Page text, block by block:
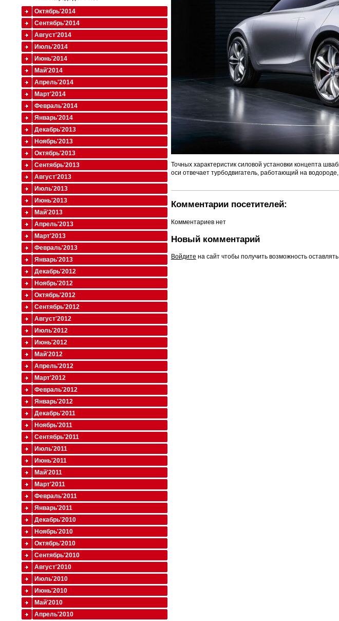
Точных характеристик силовой установки концепта
оси отвечает турбодвигатель, работающий на
Комментарии посетителей:
Комментариев нет
Новый комментарий
Войдите на сайт чтобы получить возможность
Октябрь'2014
Сентябрь'2014
Август'2014
Июль'2014
Июнь'2014
Май'2014
Апрель'2014
Март'2014
Февраль'2014
Январь'2014
Декабрь'2013
Ноябрь'2013
Октябрь'2013
Сентябрь'2013
Август'2013
Июль'2013
Июнь'2013
Май'2013
Апрель'2013
Март'2013
Февраль'2013
Январь'2013
Декабрь'2012
Ноябрь'2012
Октябрь'2012
Сентябрь'2012
Август'2012
Июль'2012
Июнь'2012
Май'2012
Апрель'2012
Март'2012
Февраль'2012
Январь'2012
Декабрь'2011
Ноябрь'2011
Сентябрь'2011
Июль'2011
Июнь'2011
Май'2011
Март'2011
Февраль'2011
Январь'2011
Декабрь'2010
Ноябрь'2010
Октябрь'2010
Сентябрь'2010
Август'2010
Июль'2010
Июнь'2010
Май'2010
Апрель'2010